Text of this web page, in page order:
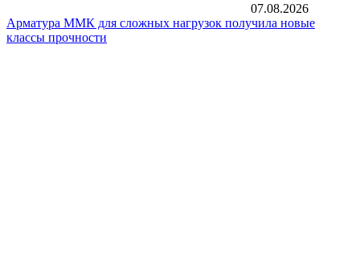
07.08.2026
Арматура ММК для сложных нагрузок получила новые
классы прочности